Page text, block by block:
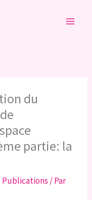
du
partie: la
Publications / Par